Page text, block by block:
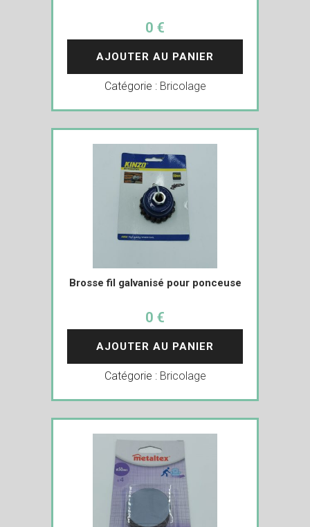
0 €
AJOUTER AU PANIER
Catégorie : Bricolage
Brosse fil galvanisé pour ponceuse
0 €
AJOUTER AU PANIER
Catégorie : Bricolage